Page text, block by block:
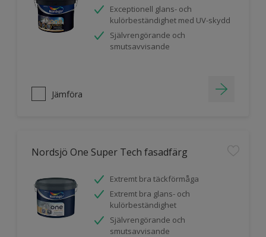
Exceptionell glans- och
kulörbeständighet med UV-skydd
Självrengörande och
smutsavvisande
Jämföra
Nordsjö One Super Tech fasadfärg
Extremt bra täckförmåga
Extremt bra glans- och
kulörbeständighet
Självrengörande och
smutsavvisande